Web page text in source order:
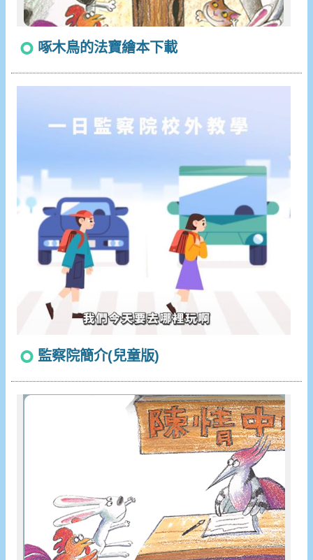
啄木鳥的法寶繪本下載
監察院簡介(兒童版)